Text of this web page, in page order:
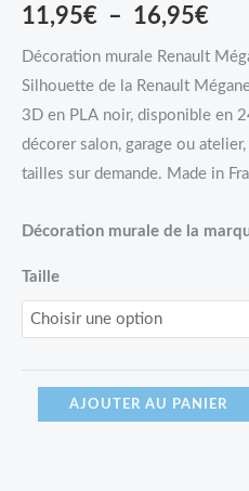
11,95€ – 16,95€
Décoration murale Renault
Silhouette de la Renault
3D en PLA noir, disponible en
décorer salon, garage ou
tailles sur demande. Made in
Décoration murale de la
Taille
AJOUTER AU PANIER